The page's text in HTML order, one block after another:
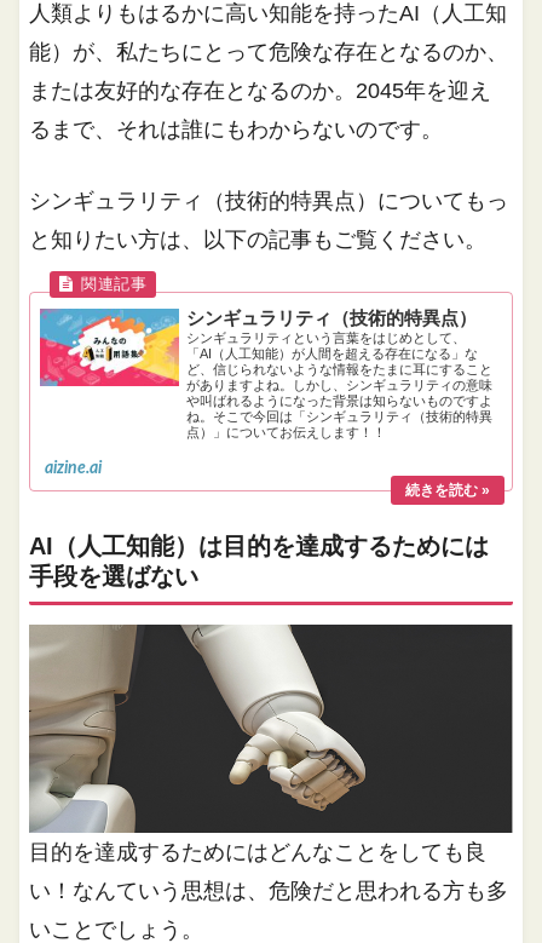
人類よりもはるかに高い知能を持ったAI（人工知
能）が、私たちにとって危険な存在となるのか、
または友好的な存在となるのか。2045年を迎え
るまで、それは誰にもわからないのです。
シンギュラリティ（技術的特異点）についてもっ
と知りたい方は、以下の記事もご覧ください。
シンギュラリティ（技術的特異点）
シンギュラリティという言葉をはじめとして、
「AI（人工知能）が人間を超える存在になる」な
ど、信じられないような情報をたまに耳にすること
がありますよね。しかし、シンギュラリティの意味
や叫ばれるようになった背景は知らないものですよ
ね。そこで今回は「シンギュラリティ（技術的特異
点）」についてお伝えします！！
aizine.ai
AI（人工知能）は目的を達成するためには
手段を選ばない
目的を達成するためにはどんなことをしても良
い！なんていう思想は、危険だと思われる方も多
いことでしょう。